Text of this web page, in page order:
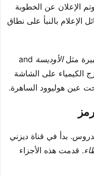
الإعلان عن الخطوبة
ووسائل الإعلام بالنبأ على نطاق
مثلالأوديسة
الكيمياء على الشاشة
تحت عين هوليوود الساهرة.
بدأ في قناة ديزني
. قدمت هذه الأجزاء